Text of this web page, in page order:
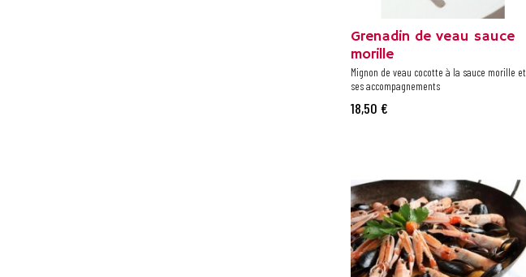
Grenadin de veau sauce
morille
Mignon de veau cocotte à la sauce morille et
ses accompagnements
18,50 €